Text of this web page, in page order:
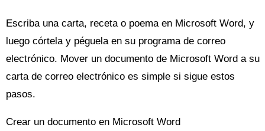
Escriba una carta, receta o poema en Microsoft Word, y
luego córtela y péguela en su programa de correo
electrónico. Mover un documento de Microsoft Word a su
carta de correo electrónico es simple si sigue estos
pasos.
Crear un documento en Microsoft Word